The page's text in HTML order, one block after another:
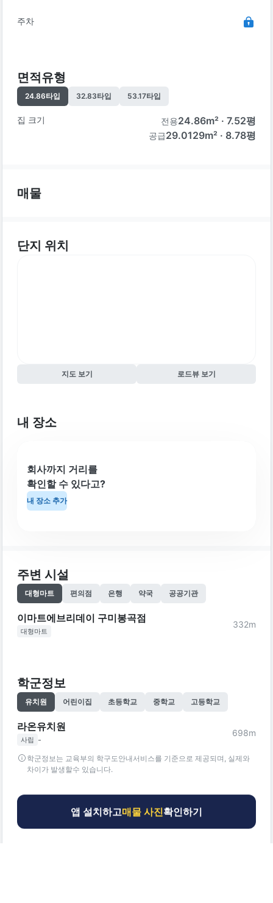
주차
면적유형
24.86타입 32.83타입 53.17타입
집 크기 전용24.86m² · 7.52평
공급29.0129m² · 8.78평
매물
단지 위치
지도 보기 로드뷰 보기
내 장소
회사까지 거리를
확인할 수 있다고?
내 장소 추가
주변 시설
대형마트 편의점 은행 약국 공공기관
이마트에브리데이 구미봉곡점
대형마트
332m
학군정보
유치원 어린이집 초등학교 중학교 고등학교
라온유치원
사립 -
698m
학군정보는 교육부의 학구도안내서비스를 기준으로 제공되며, 실제와
차이가 발생할수 있습니다.
앱 설치하고매물 사진확인하기